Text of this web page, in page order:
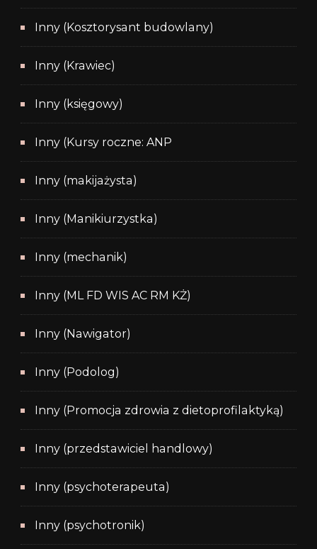
Inny (Kosztorysant budowlany)
Inny (Krawiec)
Inny (księgowy)
Inny (Kursy roczne: ANP
Inny (makijażysta)
Inny (Manikiurzystka)
Inny (mechanik)
Inny (ML FD WIS AC RM KŻ)
Inny (Nawigator)
Inny (Podolog)
Inny (Promocja zdrowia z dietoprofilaktyką)
Inny (przedstawiciel handlowy)
Inny (psychoterapeuta)
Inny (psychotronik)